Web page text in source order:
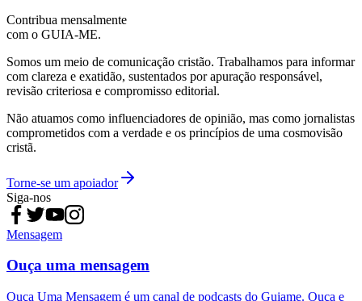
Contribua mensalmente
com o GUIA-ME.
Somos um meio de comunicação cristão. Trabalhamos para informar
com clareza e exatidão, sustentados por apuração responsável,
revisão criteriosa e compromisso editorial.
Não atuamos como influenciadores de opinião, mas como jornalistas
comprometidos com a verdade e os princípios de uma cosmovisão
cristã.
Torne-se um apoiador
Siga-nos
Mensagem
Ouça uma mensagem
Ouça Uma Mensagem é um canal de podcasts do Guiame. Ouça e